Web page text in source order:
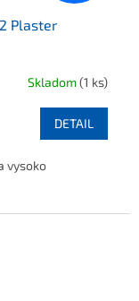
2 Plaster
Skladom(1 ks)
DETAIL
vysoko